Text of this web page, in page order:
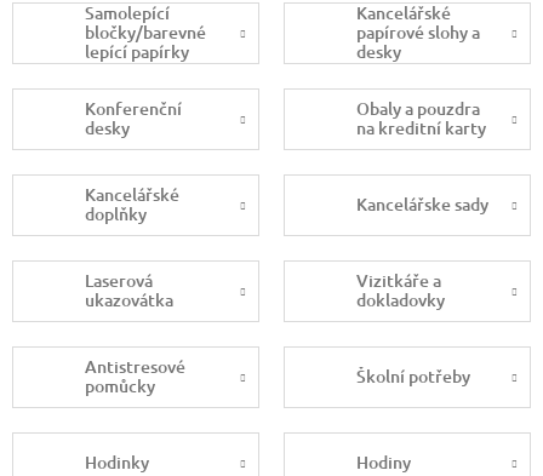
Samolepící
bločky/barevné
lepící papírky
Kancelářské
papírové slohy a
desky
Konferenční
desky
Obaly a pouzdra
na kreditní karty
Kancelářské
doplňky
Kancelářske sady
Laserová
ukazovátka
Vizitkáře a
dokladovky
Antistresové
pomůcky
Školní potřeby
Hodinky Hodiny